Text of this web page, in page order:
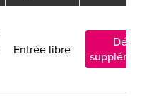
Entrée libre